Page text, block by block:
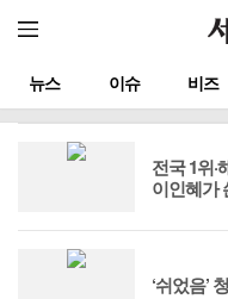
뉴스 이슈 비즈
전국 1위·
이인혜가
‘쉬었음’